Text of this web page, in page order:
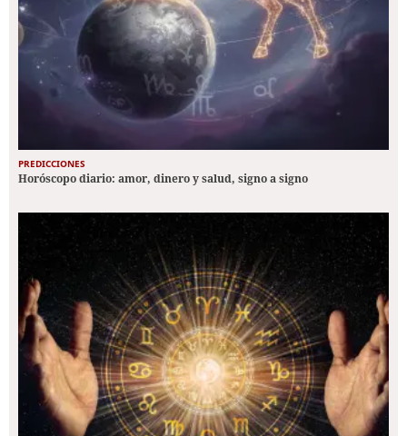
PREDICCIONES
Horóscopo diario: amor, dinero y salud, signo a signo